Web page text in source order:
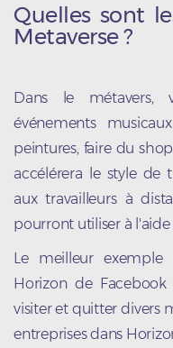
Quelles sont
Metaverse ?
Dans le métavers,
événements
peintures, faire du
accélérera le style de
aux travailleurs à
pourront utiliser à
Le meilleur exemple
Horizon de Facebook
visiter et quitter divers
entreprises dans